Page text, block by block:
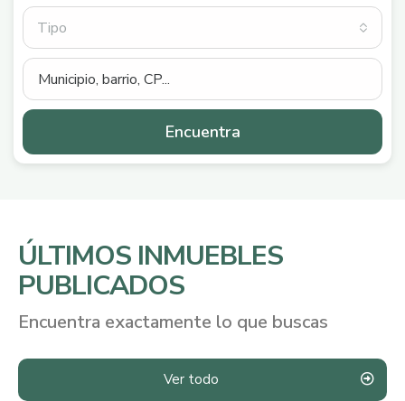
Tipo
Encuentra
ÚLTIMOS INMUEBLES
PUBLICADOS
Encuentra exactamente lo que buscas
Ver todo